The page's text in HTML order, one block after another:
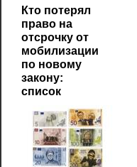
Кто потерял
право на
отсрочку от
мобилизации
по новому
закону:
список